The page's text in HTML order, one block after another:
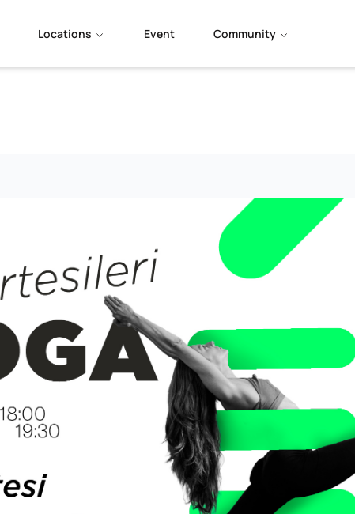
Locations Event Community